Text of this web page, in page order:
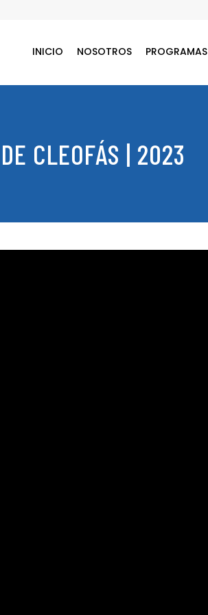
INICIO NOSOTROS PROGRAMAS
CLEOFÁS | 2023